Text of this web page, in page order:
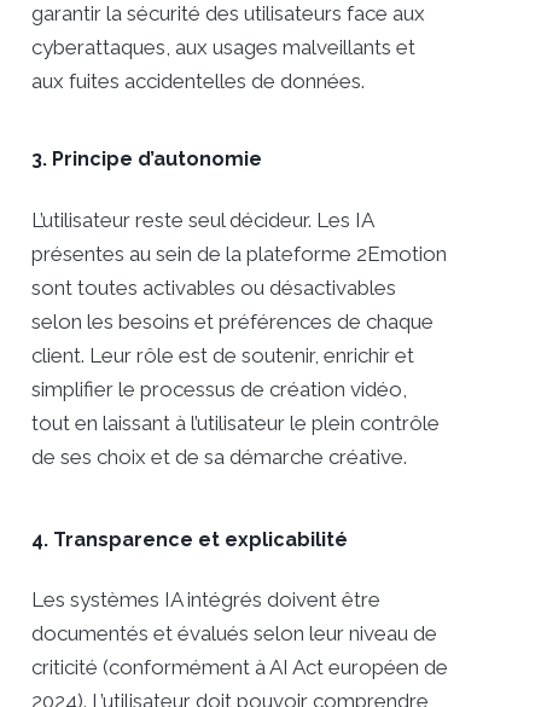
garantir la sécurité des utilisateurs face aux
cyberattaques, aux usages malveillants et
aux fuites accidentelles de données.
3. Principe d’autonomie
L’utilisateur reste seul décideur. Les IA
présentes au sein de la plateforme 2Emotion
sont toutes activables ou désactivables
selon les besoins et préférences de chaque
client. Leur rôle est de soutenir, enrichir et
simplifier le processus de création vidéo,
tout en laissant à l’utilisateur le plein contrôle
de ses choix et de sa démarche créative.
4. Transparence et explicabilité
Les systèmes IA intégrés doivent être
documentés et évalués selon leur niveau de
criticité (conformément à AI Act européen de
2024). L’utilisateur doit pouvoir comprendre